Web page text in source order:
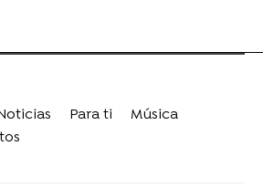
Para ti
Música